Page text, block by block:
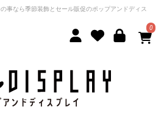
事なら季節装飾とセール販促のポップアンドディス
0